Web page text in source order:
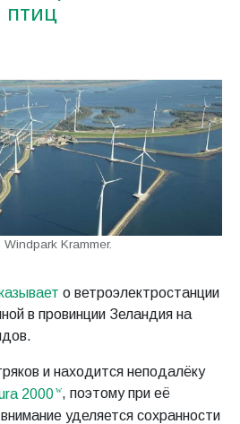
Krammer.
о ветроэлектростанции
в провинции Зеландия на
и находится неподалёку
2000 , поэтому при её
уделяется сохранности